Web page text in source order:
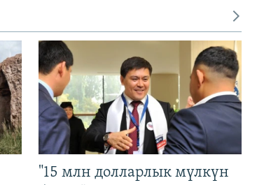
"15 млн долларлык мүлкүн